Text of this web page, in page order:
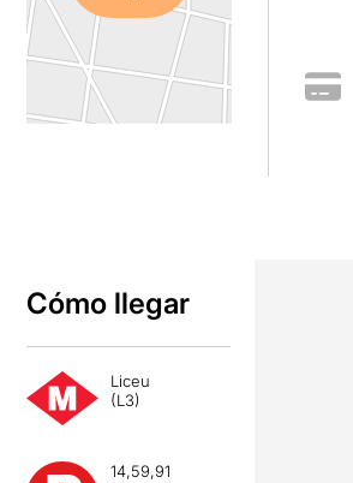
Cómo llegar
Liceu
(L3)
14,59,91